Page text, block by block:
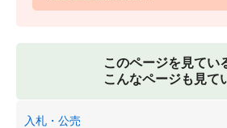
このページを見てい
こんなページも見て
入札・公売